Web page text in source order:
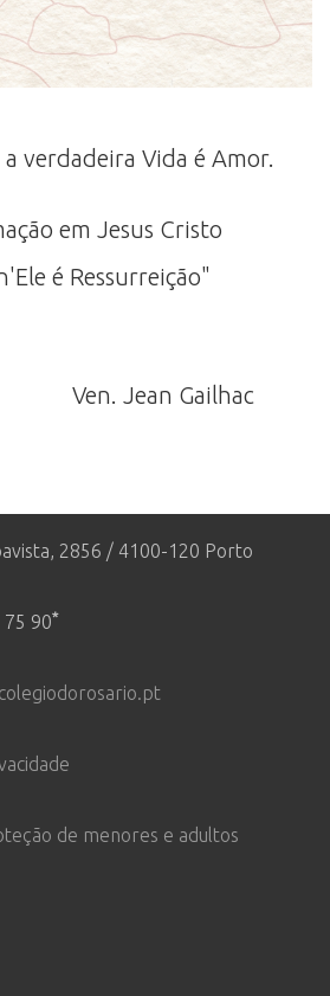
verdadeira Vida é Amor.
em Jesus Cristo
é Ressurreição"
Gailhac
2856 / 4100-120 Porto
75 90*
de menores e adultos